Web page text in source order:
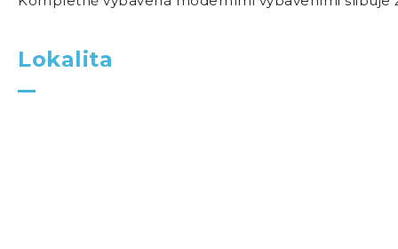
Lokalita